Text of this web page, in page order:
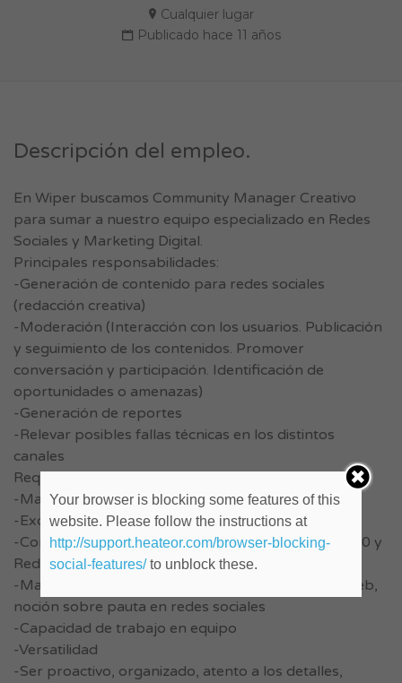
Cualquier lugar
Publicado hace 11 años
Descripción del empleo.
En Wiper buscamos Community Manager Creativo
para sumar a nuestro equipo especializado en Redes
Sociales y Marketing Digital.
Principales responsabilidades:
-Generación de contenido para redes sociales
(redacción creativa)
-Moderación (Interacción con los usuarios. Publicación
y seguimiento de los contenidos. Promover
conversación y participación. Identificación de
oportunidades o amenazas)
-Generación de reportes
-Relevar posibles fallas técnicas en los distintos
canales
Requisitos:
-Marcado perfil creativo
-Excelente redacción y ortografía
-Conocimientos de Marketing, Social Media, Web 2.0 y
Redacción Publicitaria
-Manejo de herramientas de listening o métricas web,
noción sobre pauta en redes sociales
-Capacidad de trabajo en equipo
-Versatilidad
-Ser proactivo, organizado, atento a los detalles,
Your browser is blocking some features of this
website. Please follow the instructions at
http://support.heateor.com/browser-blocking-
social-features/to unblock these.